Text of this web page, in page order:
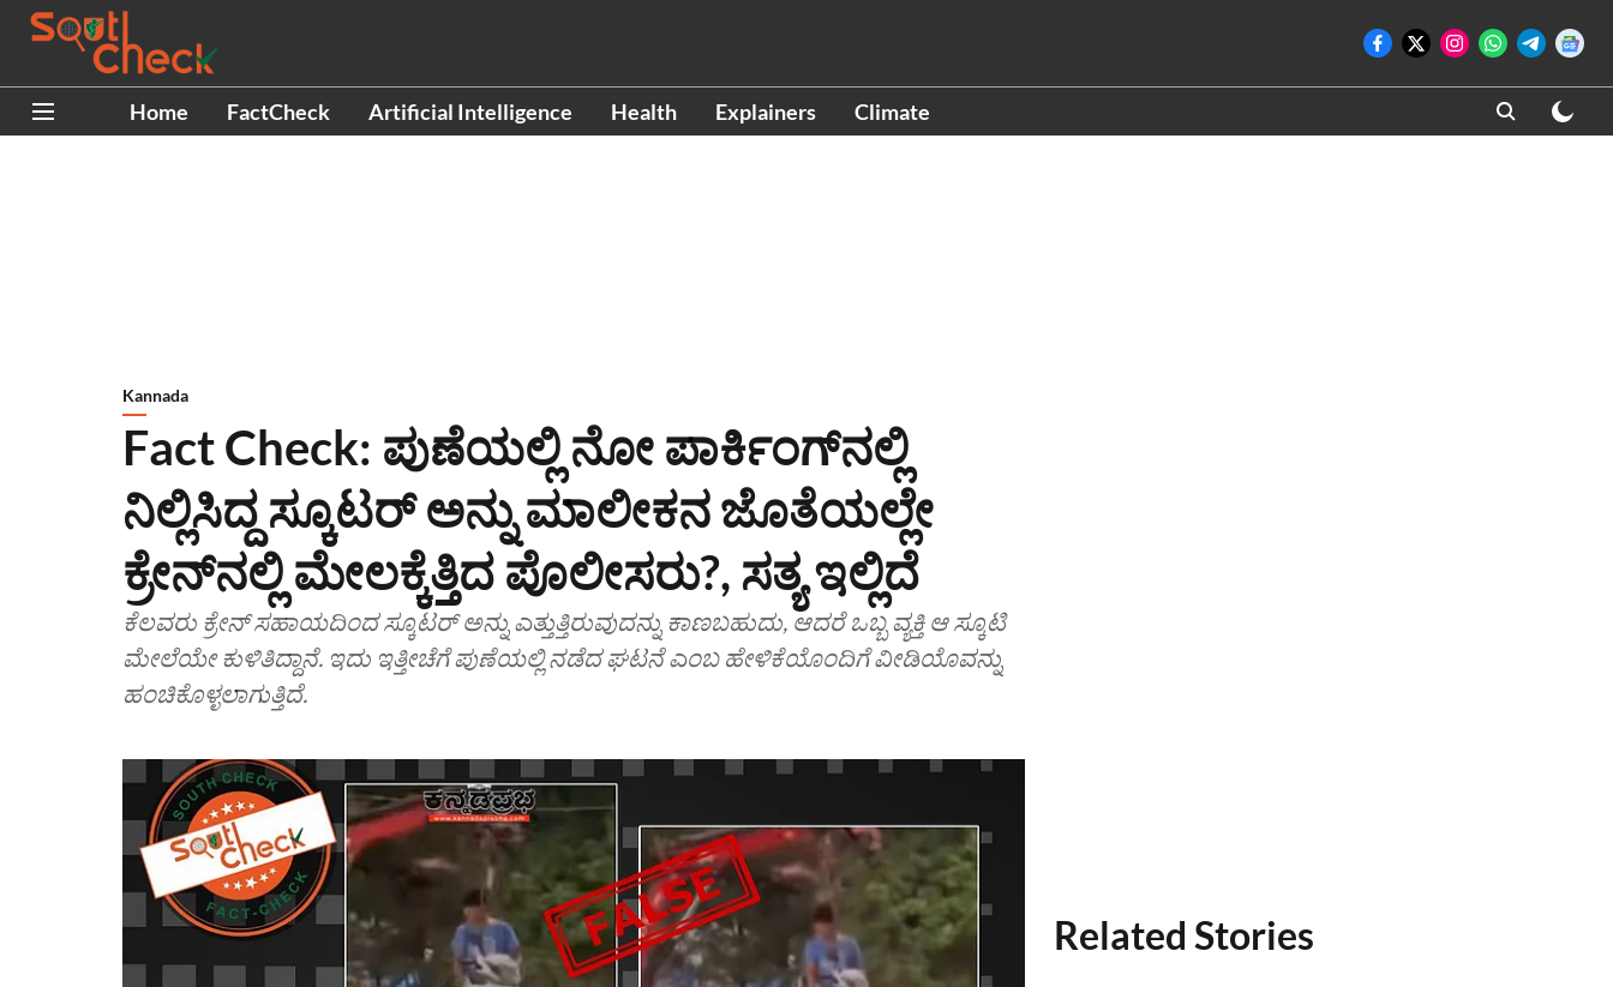
Home FactCheck Artificial Intelligence Health Explainers Climate
Kannada
Fact Check: ಪುಣೆಯಲ್ಲಿ ನೋ ಪಾರ್ಕಿಂಗ್​ನಲ್ಲಿ
ನಿಲ್ಲಿಸಿದ್ದ ಸ್ಕೂಟರ್ ಅನ್ನು ಮಾಲೀಕನ ಜೊತೆಯಲ್ಲೇ
ಕ್ರೇನ್​ನಲ್ಲಿ ಮೇಲಕ್ಕೆತ್ತಿದ ಪೊಲೀಸರು?, ಸತ್ಯ ಇಲ್ಲಿದೆ
ಕೆಲವರು ಕ್ರೇನ್ ಸಹಾಯದಿಂದ ಸ್ಕೂಟರ್ ಅನ್ನು ಎತ್ತುತ್ತಿರುವುದನ್ನು ಕಾಣಬಹುದು, ಆದರೆ ಒಬ್ಬ ವ್ಯಕ್ತಿ ಆ ಸ್ಕೂಟಿ
ಮೇಲೆಯೇ ಕುಳಿತಿದ್ದಾನೆ. ಇದು ಇತ್ತೀಚೆಗೆ ಪುಣೆಯಲ್ಲಿ ನಡೆದ ಘಟನೆ ಎಂಬ ಹೇಳಿಕೆಯೊಂದಿಗೆ ವೀಡಿಯೊವನ್ನು
ಹಂಚಿಕೊಳ್ಳಲಾಗುತ್ತಿದೆ.
Related Stories